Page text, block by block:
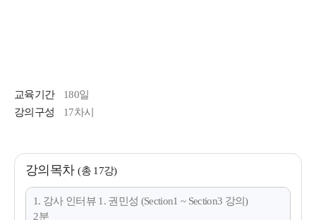
교육기간
180일
강의구성
17차시
강의목차 (총 17강)
1. 강사 인터뷰 1. 권민성 (Section1 ~ Section3 강의)
2분